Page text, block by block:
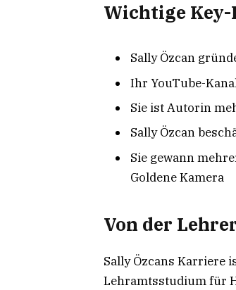
Wichtige Key-
Sally Özcan
Ihr YouTube-
Sie ist Autorin
Sally Özcan
Sie gewann
Goldene Kamera
Von der
Sally Özcans Karriere
Lehramtsstudium für